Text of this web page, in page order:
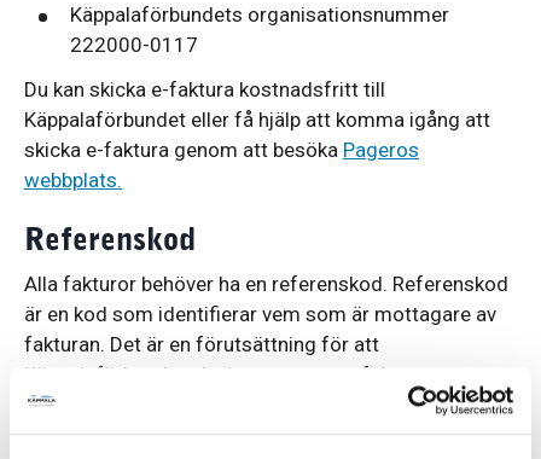
Käppalaförbundets organisationsnummer
222000-0117
Du kan skicka e-faktura kostnadsfritt till
Käppalaförbundet eller få hjälp att komma igång att
skicka e-faktura genom att besöka Pageros
webbplats.
Referenskod
Alla fakturor behöver ha en referenskod. Referenskod
är en kod som identifierar vem som är mottagare av
fakturan. Det är en förutsättning för att
Käppalaförbundet ska kunna ta emot fakturan.
Det är beställaren på Käppalaförbundet som ska